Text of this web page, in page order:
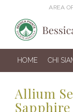
AREA
HOME CHI
Allium
Sapphire